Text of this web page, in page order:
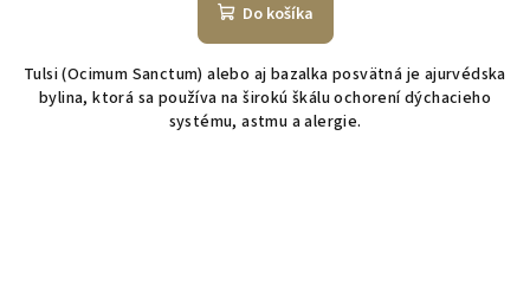
Do košíka
Tulsi (Ocimum Sanctum) alebo aj bazalka posvätná je ajurvédska
bylina, ktorá sa používa na širokú škálu ochorení dýchacieho
systému, astmu a alergie.